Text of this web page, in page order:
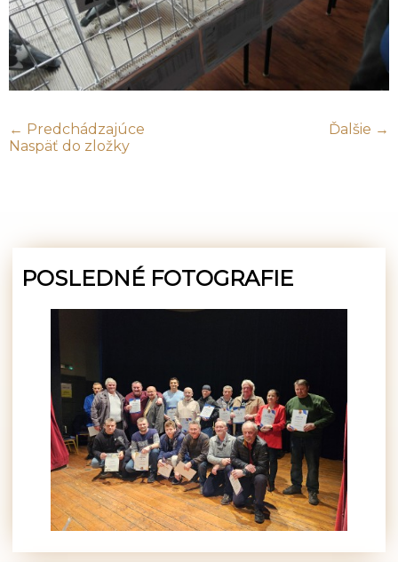
← Predchádzajúce
Ďalšie →
Naspäť do zložky
POSLEDNÉ FOTOGRAFIE